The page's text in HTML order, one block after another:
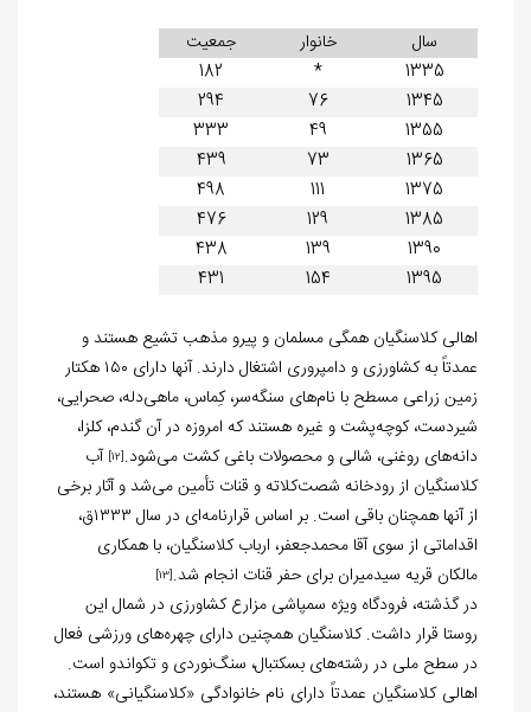
سال خانوار
جمعیت
1335
*
182
1345
76
294
1355
49
333
1365
73
439
1375
111
498
1385
129
476
1390
139
438
1395
154
431
اهالی کلاسنگیان همگی مسلمان و پیرو مذهب تشیع هستند و
عمدتاً به کشاورزی و دامپروری اشتغال دارند. آنها دارای ۱۵۰ هکتار
زمین زراعی مسطح با نام‌های سنگه‌سر، کِماس، ماهی‌دله، صحرایی،
شیردست، کوچه‌پشت و غیره هستند که امروزه در آن گندم، کلزا،
دانه‌های روغنی، شالی و محصولات باغی کشت می‌شود.[12]
آب
کلاسنگیان از رودخانه شصت‌کلاته و قنات تأمین می‌شد و آثار برخی
از آنها همچنان باقی است. بر اساس قرارنامه‌ای در سال ۱۳۳۳ق،
اقداماتی از سوی آقا محمدجعفر، ارباب کلاسنگیان، با همکاری
مالکان قریه سیدمیران برای حفر قنات انجام شد.[13]
در گذشته، فرودگاه ویژه سمپاشی مزارع کشاورزی در شمال این
روستا قرار داشت. کلاسنگیان همچنین دارای چهره‌های ورزشی فعال
در سطح ملی در رشته‌های بسکتبال، سنگ‌نوردی و تکواندو است.
اهالی کلاسنگیان عمدتاً دارای نام خانوادگی «کلاسنگیانی» هستند،